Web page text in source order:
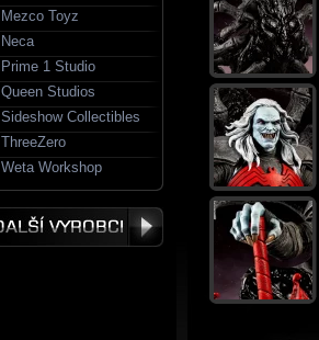
Mezco Toyz
Neca
Prime 1 Studio
Queen Studios
Sideshow Collectibles
ThreeZero
Weta Workshop